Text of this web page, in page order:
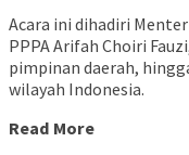
Acara ini dihadiri
PPPA Arifah Choiri
pimpinan daerah,
wilayah Indonesia.
Read More